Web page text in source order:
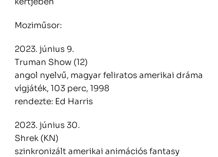
Moziműsor:
2023. június 9.
Truman Show (12)
angol nyelvű, magyar feliratos amerikai dráma
vígjáték, 103 perc, 1998
rendezte: Ed Harris
2023. június 30.
Shrek (KN)
szinkronizált amerikai animációs fantasy